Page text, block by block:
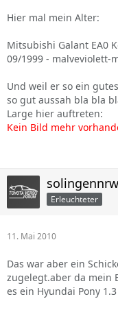
Hier mal mein Alter:
Mitsubishi Galant EA0
09/1999 - malveviolett-
Und weil er so ein
so gut aussah bla bla
Large hier auftreten:
Kein Bild mehr
solingennrw
Erleuchteter
11. Mai 2010
Das war aber ein
zugelegt.aber da mein
es ein Hyundai Pony 1.3